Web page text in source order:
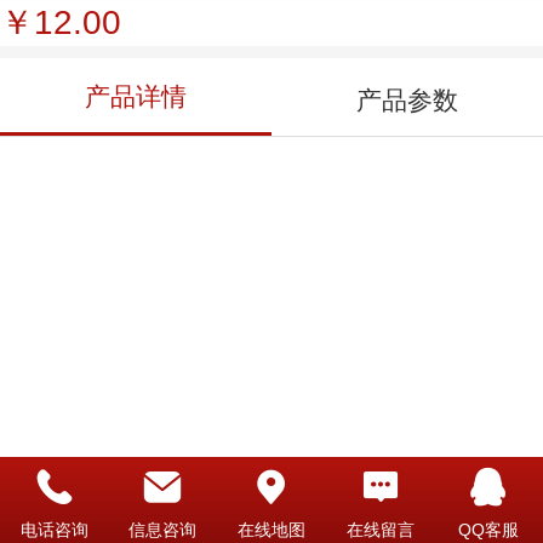
￥12.00
产品详情 产品参数
电话咨询 信息咨询 在线地图 在线留言 QQ客服